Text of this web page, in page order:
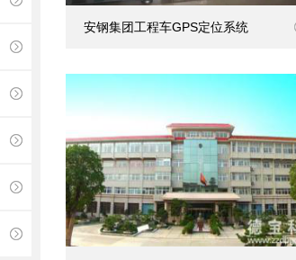
安钢集团工程车GPS定位系统